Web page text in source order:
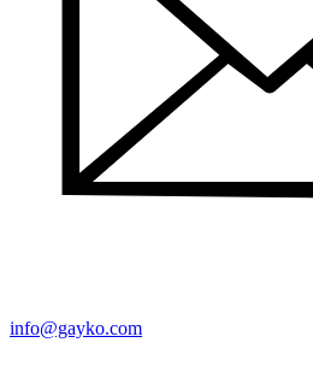
info@gayko.com